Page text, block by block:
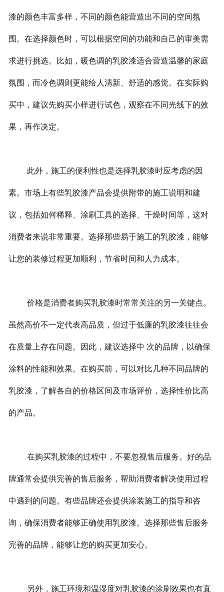
漆的颜色丰富多样，不同的颜色能营造出不同的空间氛
围。在选择颜色时，可以根据空间的功能和自己的审美需
求进行挑选。比如，暖色调的乳胶漆适合营造温馨的家庭
氛围，而冷色调则更能给人清新、舒适的感觉。在实际购
买中，建议先购买小样进行试色，观察在不同光线下的效
果，再作决定。
此外，施工的便利性也是选择乳胶漆时应考虑的因
素。市场上有些乳胶漆产品会提供附带的施工说明和建
议，包括如何稀释、涂刷工具的选择、干燥时间等，这对
消费者来说非常重要。选择那些易于施工的乳胶漆，能够
让您的装修过程更加顺利，节省时间和人力成本。
价格是消费者购买乳胶漆时常常关注的另一关键点。
虽然高价不一定代表高品质，但过于低廉的乳胶漆往往会
在质量上存在问题。因此，建议选择中 次的品牌，以确保
涂料的性能和效果。在购买前，可以对比几种不同品牌的
乳胶漆，了解各自的价格区间及市场评价，选择性价比高
的产品。
在购买乳胶漆的过程中，不要忽视售后服务。好的品
牌通常会提供完善的售后服务，帮助消费者解决使用过程
中遇到的问题。有些品牌还会提供涂装施工的指导和咨
询，确保消费者能够正确使用乳胶漆。选择那些售后服务
完善的品牌，能够让您的购买更加安心。
另外，施工环境和温湿度对乳胶漆的涂刷效果也有直